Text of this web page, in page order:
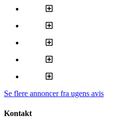
Se flere annoncer fra ugens avis
Kontakt